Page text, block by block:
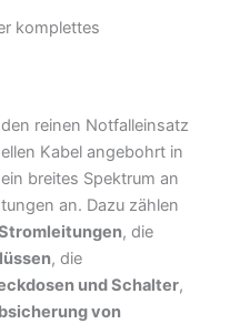
komplettes
reinen Notfalleinsatz
Kabel angebohrt in
breites Spektrum an
an. Dazu zählen
, die
, die
und Schalter,
von